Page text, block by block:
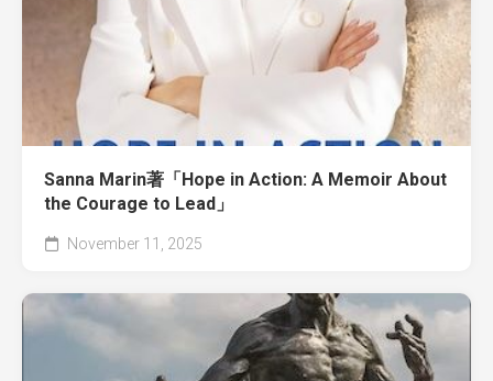
Sanna Marin著「Hope in Action: A Memoir About
the Courage to Lead」
November 11, 2025